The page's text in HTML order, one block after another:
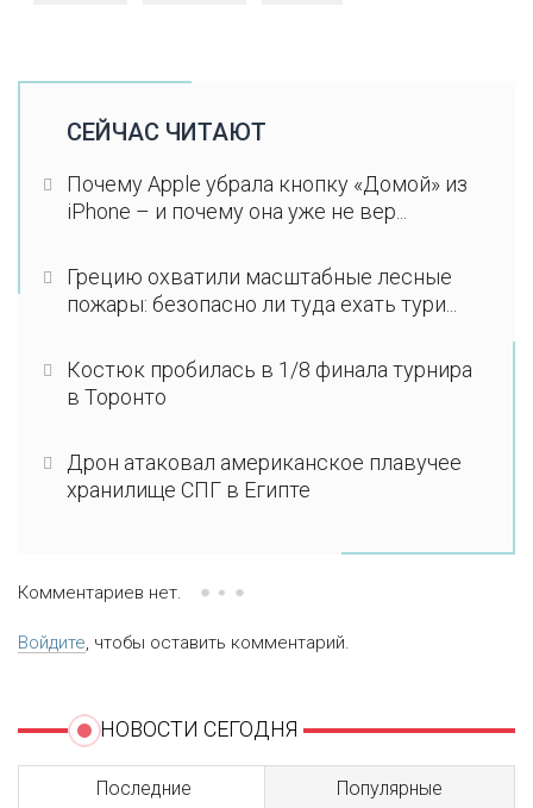
СЕЙЧАС ЧИТАЮТ
Почему Apple убрала кнопку «Домой» из
iPhone – и почему она уже не вер...
Грецию охватили масштабные лесные
пожары: безопасно ли туда ехать тури...
Костюк пробилась в 1/8 финала турнира
в Торонто
Дрон атаковал американское плавучее
хранилище СПГ в Египте
Комментариев нет.
Войдите, чтобы оставить комментарий.
НОВОСТИ СЕГОДНЯ
Последние Популярные